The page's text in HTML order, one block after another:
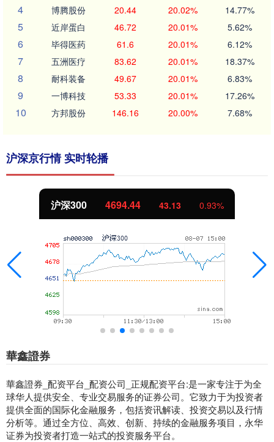
4 博腾股份 20.44 20.02% 14.77%
5 近岸蛋白 46.72 20.01% 5.62%
6 毕得医药 61.6 20.01% 6.12%
7 五洲医疗 83.62 20.01% 18.37%
8 耐科装备 49.67 20.01% 6.83%
9 一博科技 53.33 20.01% 17.26%
10 方邦股份 146.16 20.00% 7.68%
沪深京行情 实时轮播
沪深300 4694.44 43.13 0.93%
華鑫證券
華鑫證券_配资平台_配资公司_正规配资平台:是一家专注于为全
球华人提供安全、专业交易服务的证券公司。它致力于为投资者
提供全面的国际化金融服务，包括资讯解读、投资交易以及行情
分析等。通过全方位、高效、创新、持续的金融服务项目，永华
证券为投资者打造一站式的投资服务平台。